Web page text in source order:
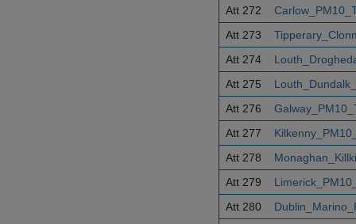
Att 272
Att 273
Att 274
Att 275
Att 276
Att 277
Att 278
Att 279
Att 280